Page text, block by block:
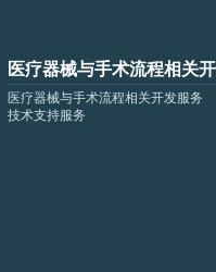
医疗器械与手术流程相关
医疗器械与手术流程相关开发服务
技术支持服务